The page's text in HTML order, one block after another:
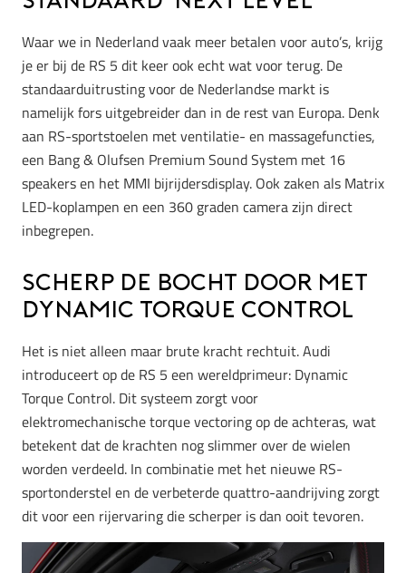
Waar we in Nederland vaak meer betalen voor auto’s, krijg
je er bij de RS 5 dit keer ook echt wat voor terug. De
standaarduitrusting voor de Nederlandse markt is
namelijk fors uitgebreider dan in de rest van Europa. Denk
aan RS-sportstoelen met ventilatie- en massagefuncties,
een Bang & Olufsen Premium Sound System met 16
speakers en het MMI bijrijdersdisplay. Ook zaken als Matrix
LED-koplampen en een 360 graden camera zijn direct
inbegrepen.
Scherp de bocht door met
Dynamic Torque Control
Het is niet alleen maar brute kracht rechtuit. Audi
introduceert op de RS 5 een wereldprimeur: Dynamic
Torque Control. Dit systeem zorgt voor
elektromechanische torque vectoring op de achteras, wat
betekent dat de krachten nog slimmer over de wielen
worden verdeeld. In combinatie met het nieuwe RS-
sportonderstel en de verbeterde quattro-aandrijving zorgt
dit voor een rijervaring die scherper is dan ooit tevoren.